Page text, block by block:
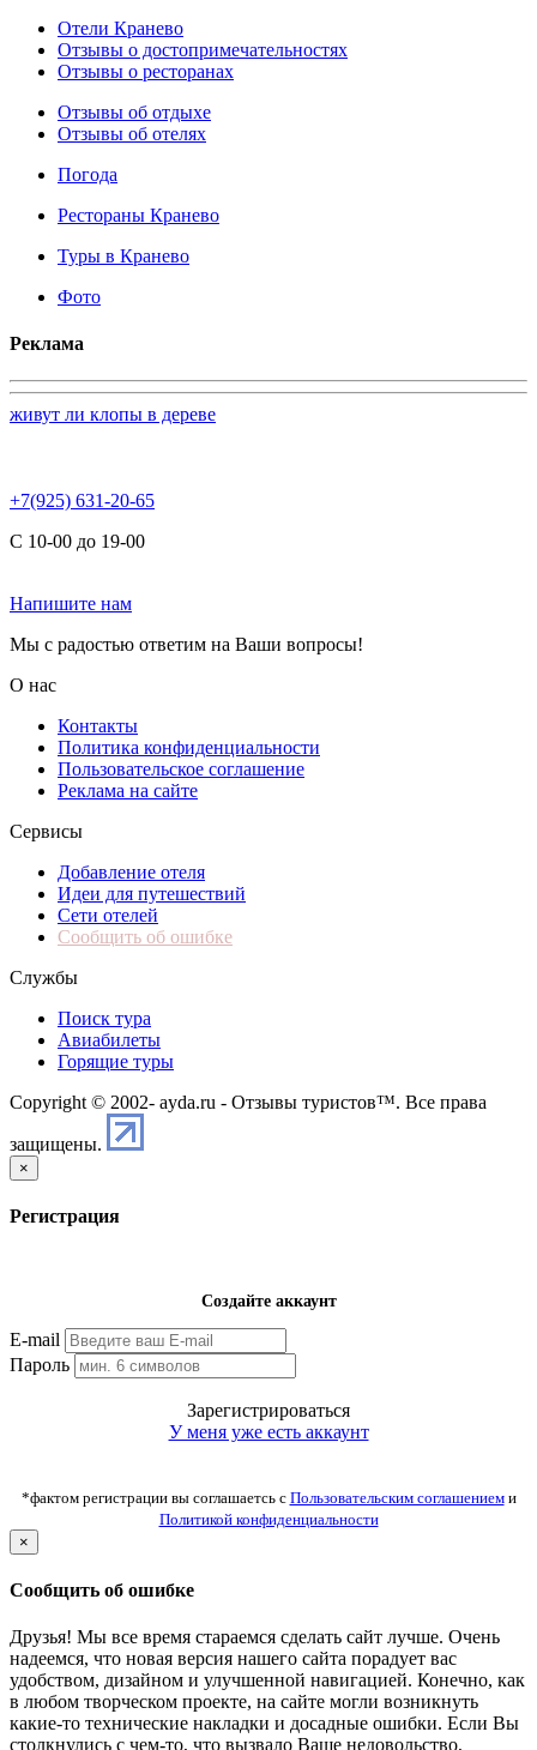
Отели Кранево
Отзывы о достопримечательностях
Отзывы о ресторанах
Отзывы об отдыхе
Отзывы об отелях
Погода
Рестораны Кранево
Туры в Кранево
Фото
Реклама
живут ли клопы в дереве
+7(925) 631-20-65
С 10-00 до 19-00
Напишите нам
Мы с радостью ответим на Ваши вопросы!
О нас
Контакты
Политика конфиденциальности
Пользовательское соглашение
Реклама на сайте
Сервисы
Добавление отеля
Идеи для путешествий
Сети отелей
Сообщить об ошибке
Службы
Поиск тура
Авиабилеты
Горящие туры
Copyright © 2002- ayda.ru - Отзывы туристов™. Все права
защищены.
×
Регистрация
Создайте аккаунт
E-mail
Пароль
Зарегистрироваться
У меня уже есть аккаунт
*фактом регистрации вы соглашаетсь с Пользовательским соглашениеми
Политикой конфиденциальности
×
Сообщить об ошибке
Друзья! Мы все время стараемся сделать сайт лучше. Очень
надеемся, что новая версия нашего сайта порадует вас
удобством, дизайном и улучшенной навигацией. Конечно, как
в любом творческом проекте, на сайте могли возникнуть
какие-то технические накладки и досадные ошибки. Если Вы
столкнулись с чем-то, что вызвало Ваше недовольство,